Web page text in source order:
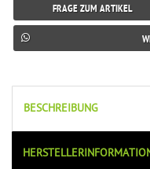
FRAGE ZUM ARTIKEL
BESCHREIBUNG